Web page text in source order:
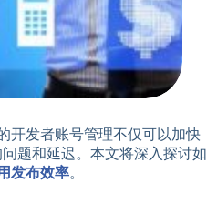
开发者账号管理不仅可以加快
题和延迟。本文将深入探讨如
发布效率。